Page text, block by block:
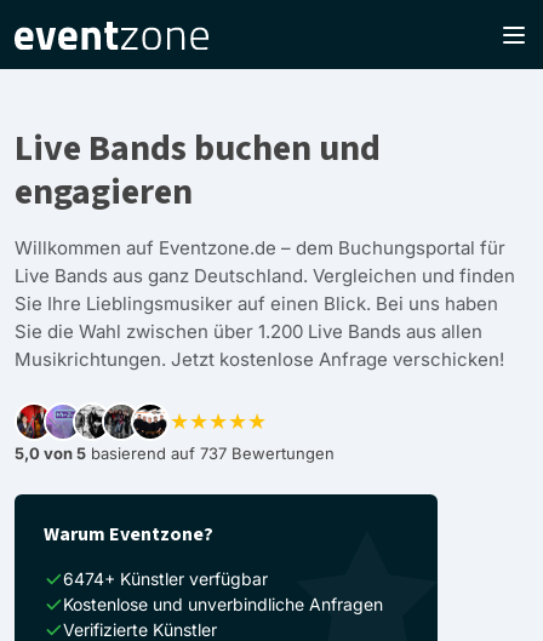
Live Bands buchen und
engagieren
Willkommen auf Eventzone.de – dem Buchungsportal für
Live Bands aus ganz Deutschland. Vergleichen und finden
Sie Ihre Lieblingsmusiker auf einen Blick. Bei uns haben
Sie die Wahl zwischen über 1.200 Live Bands aus allen
Musikrichtungen. Jetzt kostenlose Anfrage verschicken!
★★★★★
5,0 von 5 basierend auf 737 Bewertungen
Warum Eventzone?
6474+ Künstler verfügbar
Kostenlose und unverbindliche Anfragen
Verifizierte Künstler